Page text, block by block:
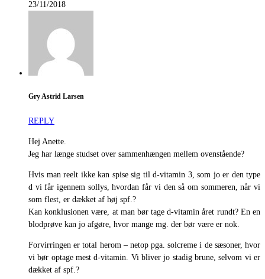
23/11/2018
Gry Astrid Larsen
REPLY
Hej Anette.
Jeg har længe studset over sammenhængen mellem ovenstående?
Hvis man reelt ikke kan spise sig til d-vitamin 3, som jo er den type
d vi får igennem sollys, hvordan får vi den så om sommeren, når vi
som flest, er dækket af høj spf.?
Kan konklusionen være, at man bør tage d-vitamin året rundt? En en
blodprøve kan jo afgøre, hvor mange mg. der bør være er nok.
Forvirringen er total herom – netop pga. solcreme i de sæsoner, hvor
vi bør optage mest d-vitamin. Vi bliver jo stadig brune, selvom vi er
dækket af spf.?